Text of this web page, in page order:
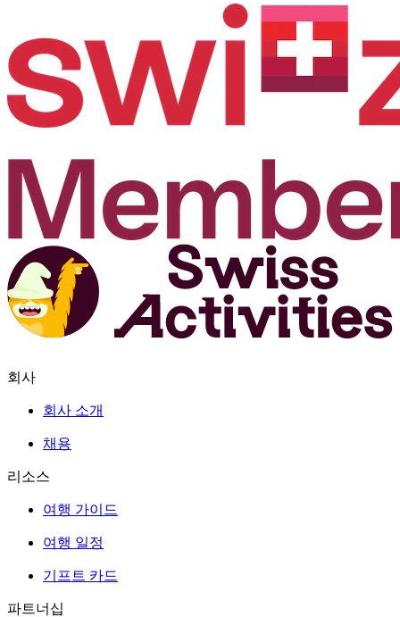
회사
회사 소개
채용
리소스
여행 가이드
여행 일정
기프트 카드
파트너십